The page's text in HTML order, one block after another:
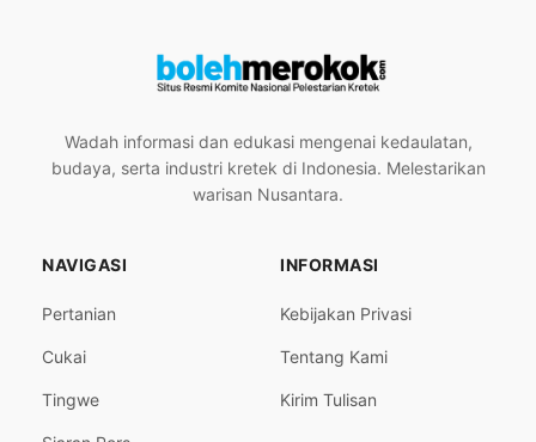
Wadah informasi dan edukasi mengenai kedaulatan,
budaya, serta industri kretek di Indonesia. Melestarikan
warisan Nusantara.
NAVIGASI
Pertanian
Cukai
Tingwe
INFORMASI
Kebijakan Privasi
Tentang Kami
Kirim Tulisan